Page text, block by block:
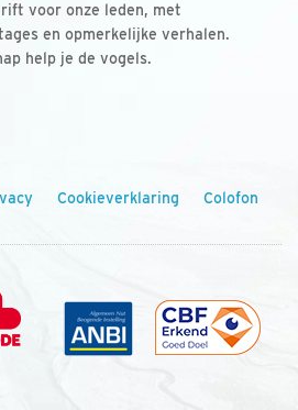
voor onze leden, met
en opmerkelijke verhalen.
help je de vogels.
Cookieverklaring Colofon